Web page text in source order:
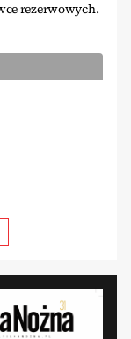
rezerwowych.